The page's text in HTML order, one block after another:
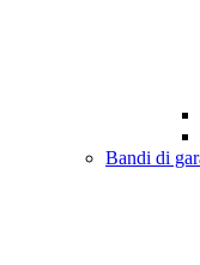
Bandi di